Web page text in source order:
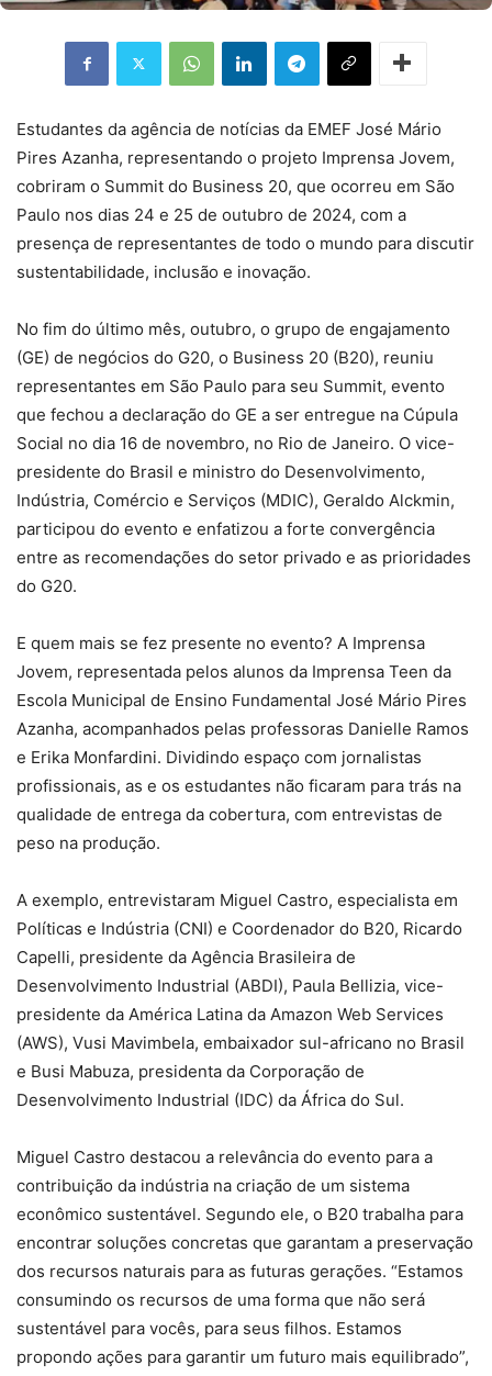
Estudantes da agência de notícias da EMEF José Mário
Pires Azanha, representando o projeto Imprensa Jovem,
cobriram o Summit do Business 20, que ocorreu em São
Paulo nos dias 24 e 25 de outubro de 2024, com a
presença de representantes de todo o mundo para discutir
sustentabilidade, inclusão e inovação.
No fim do último mês, outubro, o grupo de engajamento
(GE) de negócios do G20, o Business 20 (B20), reuniu
representantes em São Paulo para seu Summit, evento
que fechou a declaração do GE a ser entregue na Cúpula
Social no dia 16 de novembro, no Rio de Janeiro. O vice-
presidente do Brasil e ministro do Desenvolvimento,
Indústria, Comércio e Serviços (MDIC), Geraldo Alckmin,
participou do evento e enfatizou a forte convergência
entre as recomendações do setor privado e as prioridades
do G20.
E quem mais se fez presente no evento? A Imprensa
Jovem, representada pelos alunos da Imprensa Teen da
Escola Municipal de Ensino Fundamental José Mário Pires
Azanha, acompanhados pelas professoras Danielle Ramos
e Erika Monfardini. Dividindo espaço com jornalistas
profissionais, as e os estudantes não ficaram para trás na
qualidade de entrega da cobertura, com entrevistas de
peso na produção.
A exemplo, entrevistaram Miguel Castro, especialista em
Políticas e Indústria (CNI) e Coordenador do B20, Ricardo
Capelli, presidente da Agência Brasileira de
Desenvolvimento Industrial (ABDI), Paula Bellizia, vice-
presidente da América Latina da Amazon Web Services
(AWS), Vusi Mavimbela, embaixador sul-africano no Brasil
e Busi Mabuza, presidenta da Corporação de
Desenvolvimento Industrial (IDC) da África do Sul.
Miguel Castro destacou a relevância do evento para a
contribuição da indústria na criação de um sistema
econômico sustentável. Segundo ele, o B20 trabalha para
encontrar soluções concretas que garantam a preservação
dos recursos naturais para as futuras gerações. “Estamos
consumindo os recursos de uma forma que não será
sustentável para vocês, para seus filhos. Estamos
propondo ações para garantir um futuro mais equilibrado”,